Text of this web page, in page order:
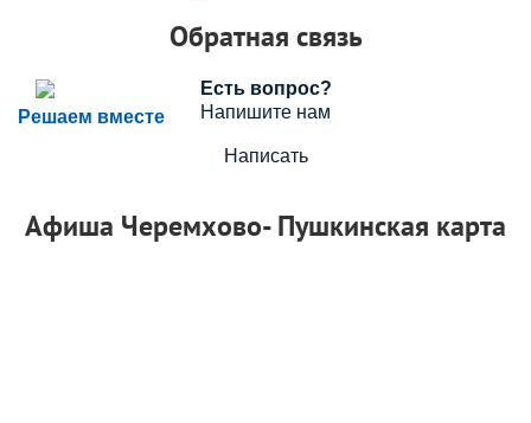
Обратная связь
Решаем вместе
Есть вопрос?
Напишите нам
Написать
Афиша Черемхово- Пушкинская карта